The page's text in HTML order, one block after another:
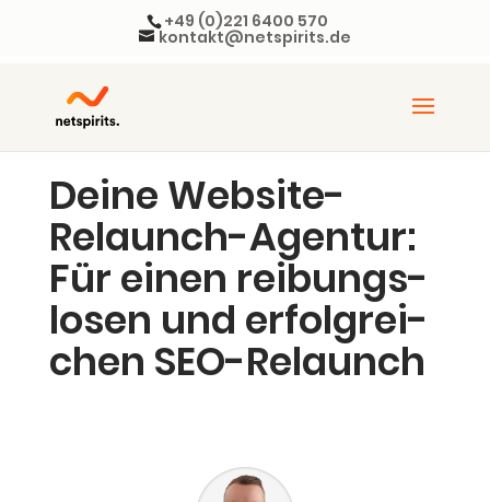
+49 (0)221 6400 570
kontakt@netspirits.de
Dei­ne Web­site-
Relaunch-Agen­tur:
Für einen rei­bungs­
lo­sen und erfolg­rei­
chen SEO-Relaunch